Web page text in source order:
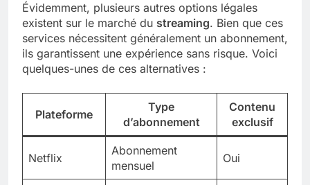
Évidemment, plusieurs autres options légales
existent sur le marché du streaming. Bien que ces
services nécessitent généralement un abonnement,
ils garantissent une expérience sans risque. Voici
quelques-unes de ces alternatives :
Plateforme
Type
d’abonnement
Contenu
exclusif
Netflix
Abonnement
mensuel
Oui